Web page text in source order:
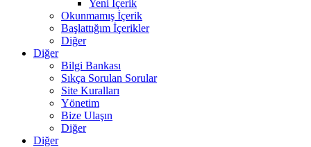
Yeni İçerik
Okunmamış İçerik
Başlattığım İçerikler
Diğer
Diğer
Bilgi Bankası
Sıkça Sorulan Sorular
Site Kuralları
Yönetim
Bize Ulaşın
Diğer
Diğer